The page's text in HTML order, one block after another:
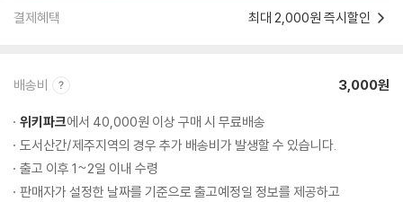
결제혜택 최대 2,000원 즉시할인
배송비 3,000원
위키파크에서 40,000원 이상 구매 시 무료배송
도서산간/제주지역의 경우 추가 배송비가 발생할 수 있습니다.
출고 이후 1~2일 이내 수령
판매자가 설정한 날짜를 기준으로 출고예정일 정보를 제공하고